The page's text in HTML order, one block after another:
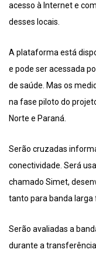
acesso à Internet e
desses locais.
A plataforma está
e pode ser acessada
de saúde. Mas os
na fase piloto do
Norte e Paraná.
Serão cruzadas
conectividade. Será
chamado Simet,
tanto para banda larga
Serão avaliadas a
durante a